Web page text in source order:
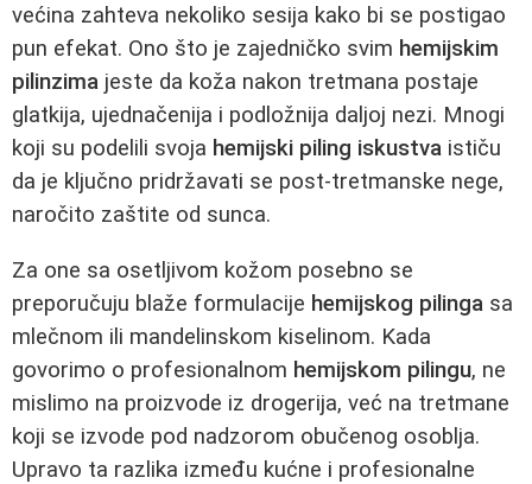
većina zahteva nekoliko sesija kako bi se postigao
pun efekat. Ono što je zajedničko svim hemijskim
pilinzima jeste da koža nakon tretmana postaje
glatkija, ujednačenija i podložnija daljoj nezi. Mnogi
koji su podelili svoja hemijski piling iskustva ističu
da je ključno pridržavati se post-tretmanske nege,
naročito zaštite od sunca.
Za one sa osetljivom kožom posebno se
preporučuju blaže formulacije hemijskog pilinga sa
mlečnom ili mandelinskom kiselinom. Kada
govorimo o profesionalnom hemijskom pilingu, ne
mislimo na proizvode iz drogerija, već na tretmane
koji se izvode pod nadzorom obučenog osoblja.
Upravo ta razlika između kućne i profesionalne